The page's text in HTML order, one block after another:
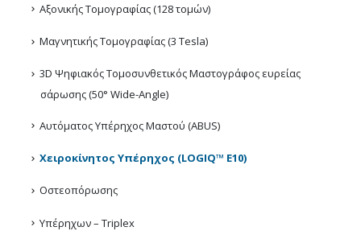
Αξονικής Τομογραφίας (128 τομών)
Μαγνητικής Τομογραφίας (3 Tesla)
3D Ψηφιακός Τομοσυνθετικός Μαστογράφος ευρείας
σάρωσης (50° Wide-Angle)
Αυτόματος Υπέρηχος Μαστού (ABUS)
Χειροκίνητος Υπέρηχος (LOGIQ™ E10)
Οστεοπόρωσης
Υπέρηχων – Triplex